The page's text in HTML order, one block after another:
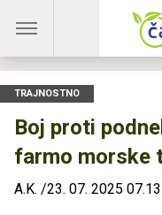
TRAJNOSTNO
Boj proti
farmo morske
A.K. /23. 07. 2025 07.13